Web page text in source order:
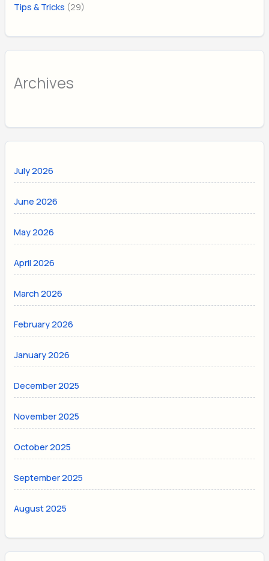
Tips & Tricks (29)
Archives
July 2026
June 2026
May 2026
April 2026
March 2026
February 2026
January 2026
December 2025
November 2025
October 2025
September 2025
August 2025